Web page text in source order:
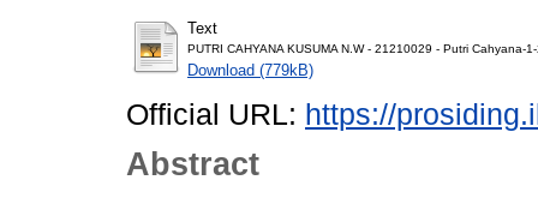
Text
PUTRI CAHYANA KUSUMA N.W - 21210029 - Putri Cahyana-
Download (779kB)
Official URL: https://
Abstract